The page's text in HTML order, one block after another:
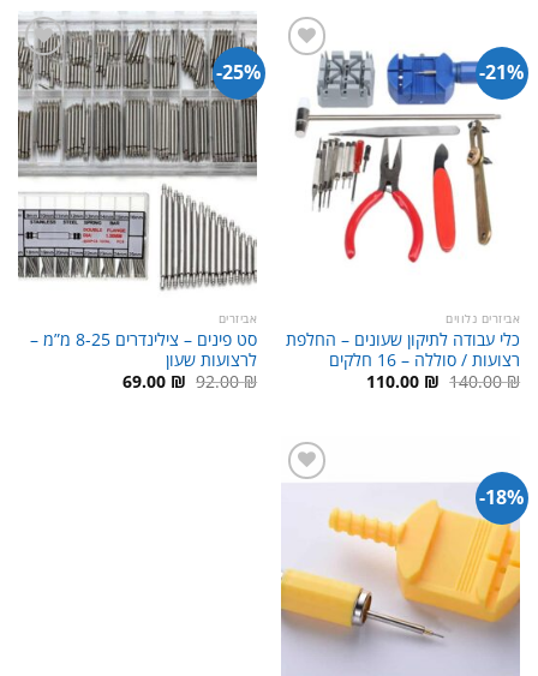
21%-
אביזרים נלווים
כלי עבודה לתיקון שעונים – החלפת
רצועות / סוללה – 16 חלקים
140.00₪ המחיר
המקורי
110.00 ₪ המחיר
25%-
אביזרים
סט פינים – צילינדרים 8-25 מ”מ –
לרצועות שעון
92.00₪ המחיר
המקורי
69.00 ₪ המחיר
18%-